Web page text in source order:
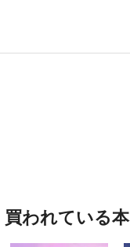
われている本